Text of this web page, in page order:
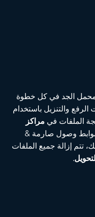
محمل الجد في كل خطوة
الرفع والتنزيل باستخدام
الملفات في مراكز
وصول صارمة &
تتم إزالة جميع الملفات
.